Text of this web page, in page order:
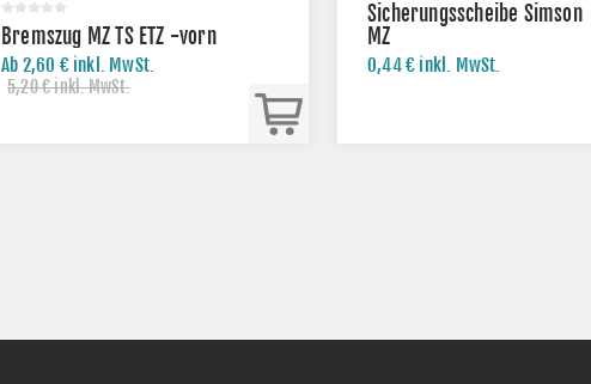
Bremszug MZ TS ETZ -vorn
Ab 2,60 € inkl. MwSt.
5,20 € inkl. MwSt.
Sicherungsscheibe Simson
MZ
0,44 € inkl. MwSt.